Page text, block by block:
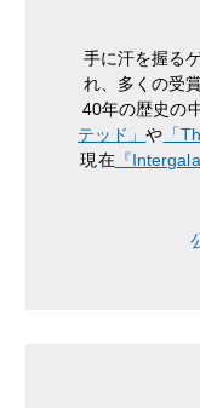
手に汗を握る
れ、多くの受
40年の歴史の
テッド」や 「
現在『